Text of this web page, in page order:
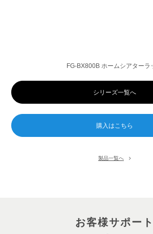
FG-BX800B ホームシアターラ
シリーズ一覧へ
製品一覧へ
お客様サポート